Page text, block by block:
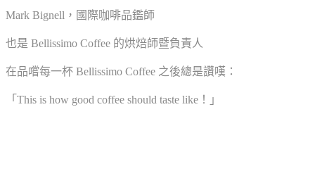
Mark Bignell，國際咖啡品鑑師
也是 Bellissimo Coffee 的烘焙師暨負責人
在品嚐每一杯 Bellissimo Coffee 之後總是讚嘆：
「This is how good coffee should taste like！」